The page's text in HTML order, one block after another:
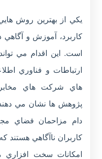
يکي از بهترين روش
کاربرد، آموزش و
است. اين اقدام مي
ارتباطات و فناوري
هاي شرکت هاي
پژوهش ها نشان مي
دام مزاحمان فضاي
کاربران ناآگاهي هستند
امکانات سخت افزاري